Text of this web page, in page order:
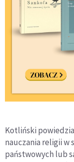
Kotliński
nauczania religii w
państwowych lub